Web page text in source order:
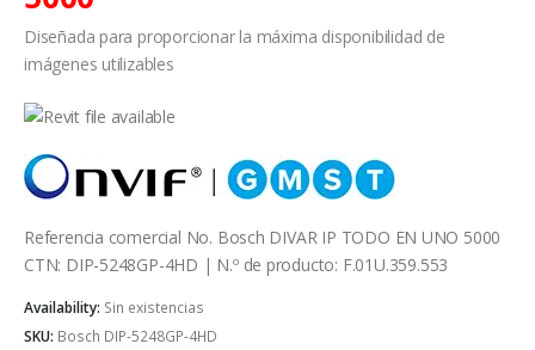
Diseñada para proporcionar la máxima disponibilidad de
imágenes utilizables
Referencia comercial No. Bosch DIVAR IP TODO EN UNO 5000
CTN: DIP-5248GP-4HD | N.º de producto: F.01U.359.553
Availability: Sin existencias
SKU: Bosch DIP-5248GP-4HD